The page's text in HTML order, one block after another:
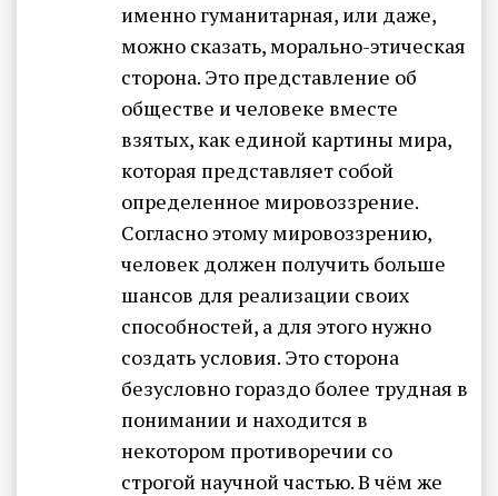
именно гуманитарная, или даже,
можно сказать, морально-этическая
сторона. Это представление об
обществе и человеке вместе
взятых, как единой картины мира,
которая представляет собой
определенное мировоззрение.
Согласно этому мировоззрению,
человек должен получить больше
шансов для реализации своих
способностей, а для этого нужно
создать условия. Это сторона
безусловно гораздо более трудная в
понимании и находится в
некотором противоречии со
строгой научной частью. В чём же